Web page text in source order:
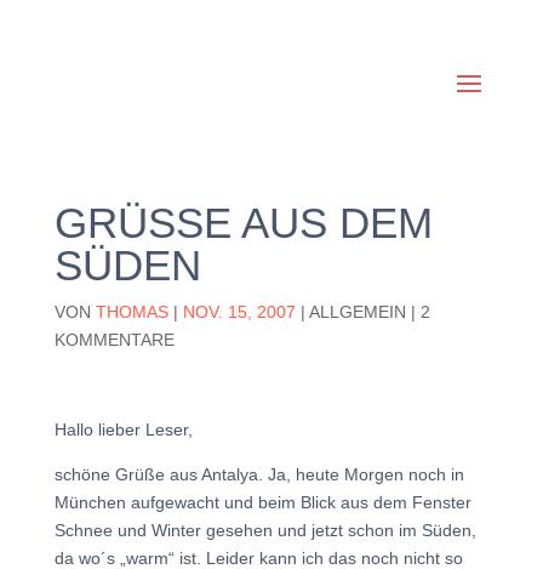
GRÜSSE AUS DEM S
ÜDEN
VON THOMAS| NOV. 15, 2007 | ALLGEMEIN | 2
KOMMENTARE
Hallo lieber Leser,
schöne Grüße aus Antalya. Ja, heute Morgen noch in
München aufgewacht und beim Blick aus dem Fenster
Schnee und Winter gesehen und jetzt schon im Süden,
da wo´s „warm“ ist. Leider kann ich das noch nicht so